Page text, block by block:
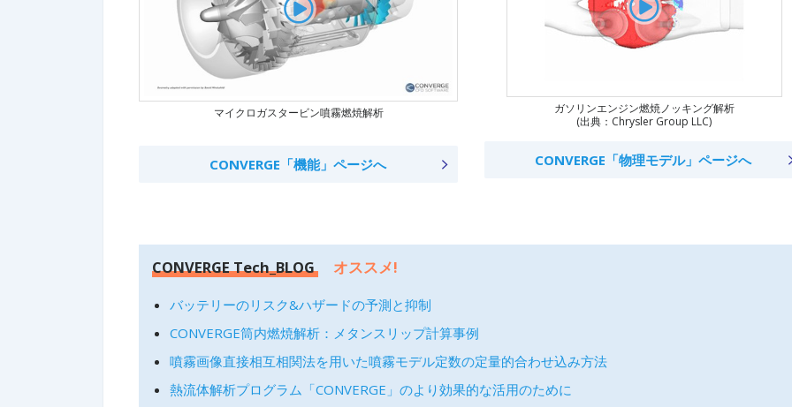
マイクロガスタービン噴霧燃焼解析
CONVERGE「機能」ページへ
ガソリンエンジン燃焼ノッキング解析
(出典：Chrysler Group LLC)
CONVERGE「物理モデル」ページへ
CONVERGE Tech_BLOG オススメ!
バッテリーのリスク&ハザードの予測と抑制
CONVERGE筒内燃焼解析：メタンスリップ計算事例
噴霧画像直接相互相関法を用いた噴霧モデル定数の定量的合わせ込み方法
熱流体解析プログラム「CONVERGE」のより効果的な活用のために